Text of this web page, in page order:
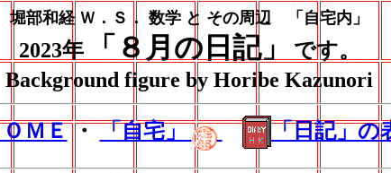
堀部和経 Ｗ．Ｓ． 数学 と その周辺 「自宅内」
2023年 「８月の日記」
です。
Background figure by Horibe Kazunori
ＭＥ・「自宅」 「日記」の